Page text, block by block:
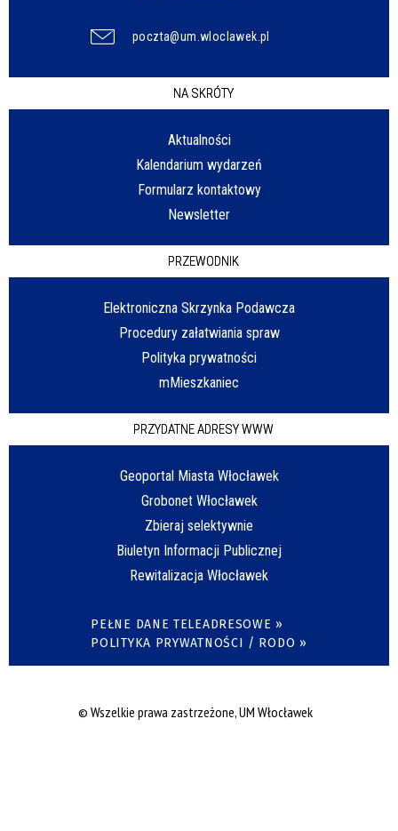
poczta@um.wloclawek.pl
NA SKRÓTY
Aktualności
Kalendarium wydarzeń
Formularz kontaktowy
Newsletter
PRZEWODNIK
Elektroniczna Skrzynka Podawcza
Procedury załatwiania spraw
Polityka prywatności
mMieszkaniec
PRZYDATNE ADRESY WWW
Geoportal Miasta Włocławek
Grobonet Włocławek
Zbieraj selektywnie
Biuletyn Informacji Publicznej
Rewitalizacja Włocławek
PEŁNE DANE TELEADRESOWE »
POLITYKA PRYWATNOŚCI / RODO »
© Wszelkie prawa zastrzeżone, UM Włocławek